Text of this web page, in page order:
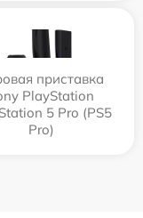
приставка
PlayStation
5 Pro (PS5
Pro)